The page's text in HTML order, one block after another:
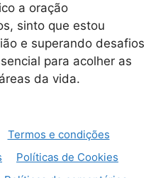
a oração
sinto que estou
e superando desafios
para acolher as
da vida.
Termos e condições
Políticas de Cookies